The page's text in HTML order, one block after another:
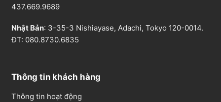
437.669.9689
Nhật Bản: 3-35-3 Nishiayase, Adachi, Tokyo 120-0014.
ĐT: 080.8730.6835
Thông tin khách hàng
Thông tin hoạt động